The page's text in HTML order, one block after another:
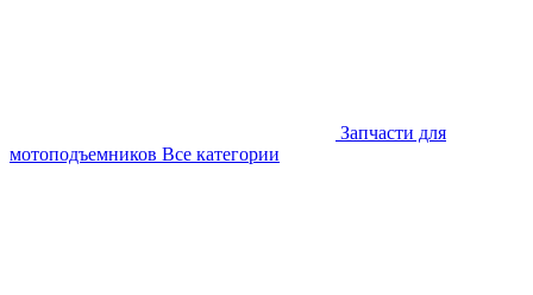
Запчасти для
мотоподъемников Все категории